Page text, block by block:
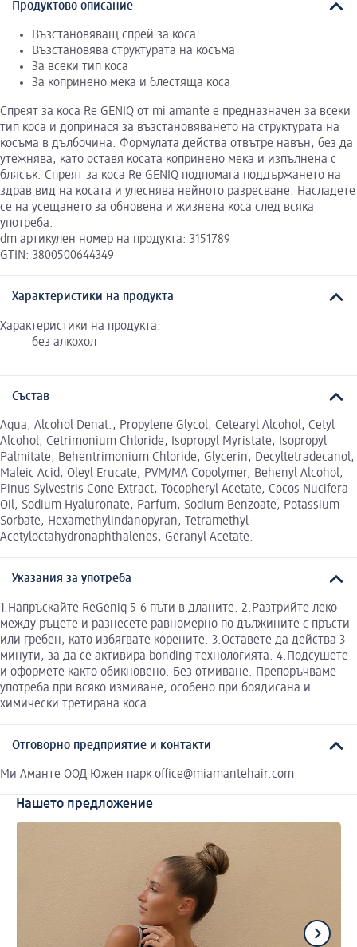
Продуктово описание
Възстановяващ спрей за коса
Възстановява структурата на косъма
За всеки тип коса
За копринено мека и блестяща коса
Спреят за коса Re GENIQ от mi amante е предназначен за всеки
тип коса и допринася за възстановяването на структурата на
косъма в дълбочина. Формулата действа отвътре навън, без да
утежнява, като оставя косата копринено мека и изпълнена с
блясък. Спреят за коса Re GENIQ подпомага поддържането на
здрав вид на косата и улеснява нейното разресване. Насладете
се на усещането за обновена и жизнена коса след всяка
употреба.
dm артикулен номер на продукта: 3151789
GTIN: 3800500644349
Характеристики на продукта
Характеристики на продукта:
без алкохол
Състав
Aqua, Alcohol Denat., Propylene Glycol, Cetearyl Alcohol, Cetyl
Alcohol, Cetrimonium Chloride, Isopropyl Myristate, Isopropyl
Palmitate, Behentrimonium Chloride, Glycerin, Decyltetradecanol,
Maleic Acid, Oleyl Erucate, PVM/MA Copolymer, Behenyl Alcohol,
Pinus Sylvestris Cone Extract, Tocopheryl Acetate, Cocos Nucifera
Oil, Sodium Hyaluronate, Parfum, Sodium Benzoate, Potassium
Sorbate, Hexamethylindanopyran, Tetramethyl
Acetyloctahydronaphthalenes, Geranyl Acetate.
Указания за употреба
1.Напръскайте ReGeniq 5-6 пъти в дланите. 2.Разтрийте леко
между ръцете и разнесете равномерно по дължините с пръсти
или гребен, като избягвате корените. 3.Оставете да действа 3
минути, за да се активира bonding технологията. 4.Подсушете
и оформете както обикновено. Без отмиване. Препоръчваме
употреба при всяко измиване, особено при боядисана и
химически третирана коса.
Отговорно предприятие и контакти
Ми Аманте ООД Южен парк office@miamantehair.com
Нашето предложение